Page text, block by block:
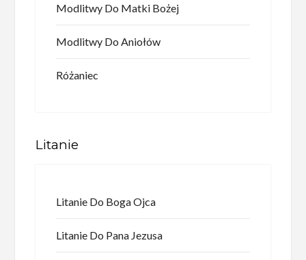
Modlitwy Do Matki Bożej
Modlitwy Do Aniołów
Różaniec
Litanie
Litanie Do Boga Ojca
Litanie Do Pana Jezusa